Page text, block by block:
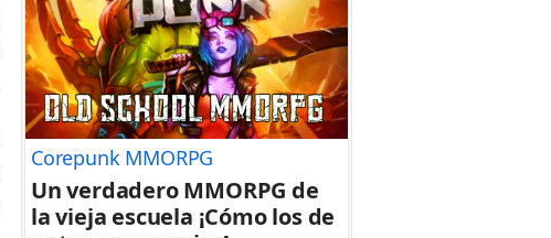
Corepunk MMORPG
Un verdadero MMORPG de
la vieja escuela ¡Cómo los de